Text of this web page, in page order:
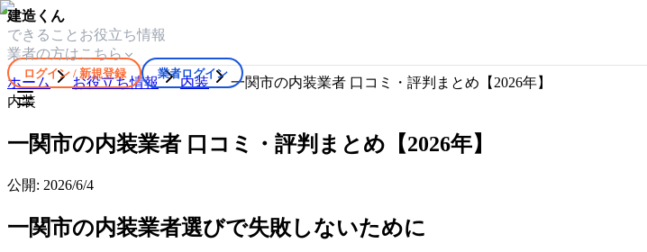
建造くん
できること お役立ち情報
業者の方はこちら
ログイン / 新規登録 業者ログイン
ホーム お役立ち情報 内装
一関市の内装業者 口コミ・評判まとめ【2026年】
内装
一関市の内装業者 口コミ・評判まとめ【2026年】
公開: 2026/6/4
一関市の内装業者選びで失敗しないために